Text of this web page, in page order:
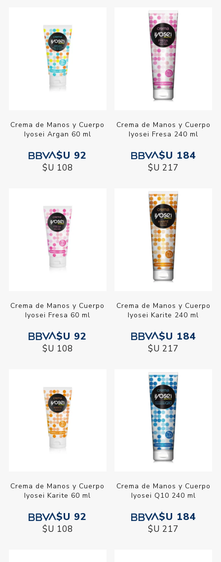
Crema de Manos y Cuerpo
Iyosei Argan 60 ml
$U 92
$U 108
Crema de Manos y Cuerpo
Iyosei Fresa 240 ml
$U 184
$U 217
Crema de Manos y Cuerpo
Iyosei Fresa 60 ml
$U 92
$U 108
Crema de Manos y Cuerpo
Iyosei Karite 240 ml
$U 184
$U 217
Crema de Manos y Cuerpo
Iyosei Karite 60 ml
$U 92
$U 108
Crema de Manos y Cuerpo
Iyosei Q10 240 ml
$U 184
$U 217